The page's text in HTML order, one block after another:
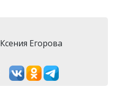
Ксения Егорова